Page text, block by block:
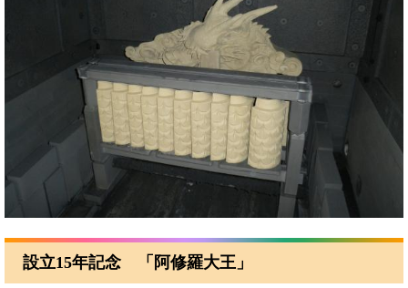
設立15年記念 「阿修羅大王」